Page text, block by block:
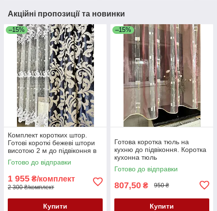
Акційні пропозиції та новинки
–15%
Комплект коротких штор.
Готові короткі бежеві штори
висотою 2 м до підвіконня в
зал, спальню, кухню,
вітальню
Готово до відправки
1 955 ₴/комплект
2 300 ₴/комплект
Купити
–15%
Готова коротка тюль на
кухню до підвіконня. Коротка
кухонна тюль
Готово до відправки
807,50 ₴ 950 ₴
Купити